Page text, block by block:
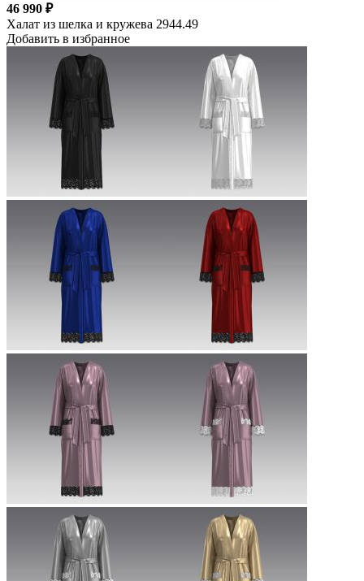
46 990 ₽
Халат из шелка и кружева 2944.49
Добавить в избранное